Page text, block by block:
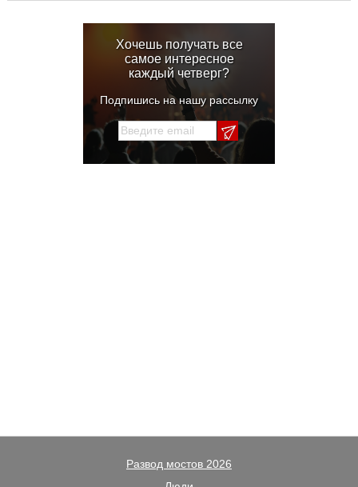
Хочешь получать все
самое интересное
каждый четверг?
Подпишись на нашу рассылку
Развод мостов 2026